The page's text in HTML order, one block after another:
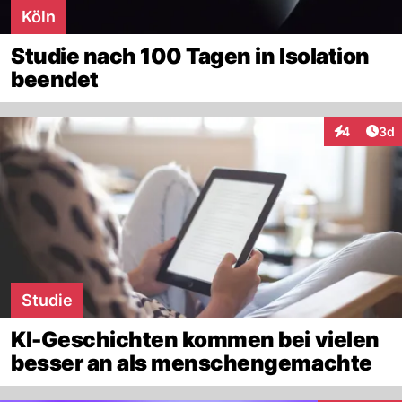
Köln
Studie nach 100 Tagen in Isolation
beendet
4 3d
Studie
KI-Geschichten kommen bei vielen
besser an als menschengemachte